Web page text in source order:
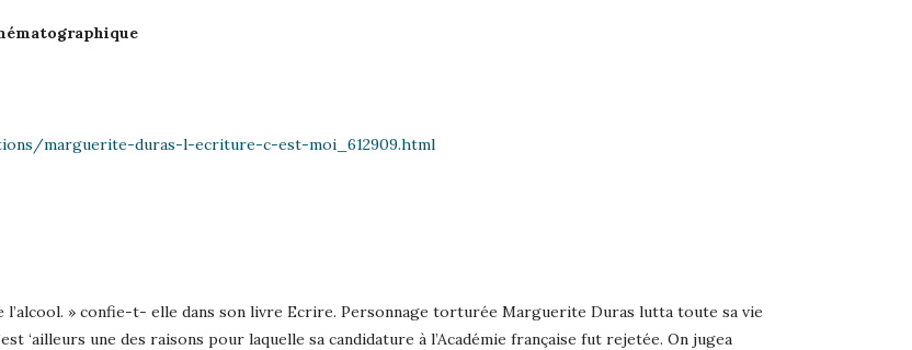
marguerite-duras-l-ecriture-c-est-moi_612909.html
l’alcool. » confie-t- elle dans son livre Ecrire. Personnage torturée Marguerite Duras lutta toute sa vie
‘ailleurs une des raisons pour laquelle sa candidature à l’Académie française fut rejetée. On jugea